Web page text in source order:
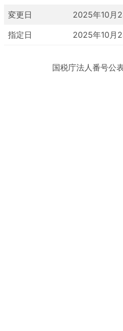
変更日
2025年10月
指定日
2025年10月
国税庁法人番号公